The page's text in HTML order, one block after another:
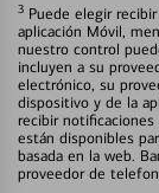
3 Puede elegir
aplicación Móvil,
nuestro control
incluyen a su
electrónico, su
dispositivo y de la
recibir
están disponibles
basada en la web.
proveedor de